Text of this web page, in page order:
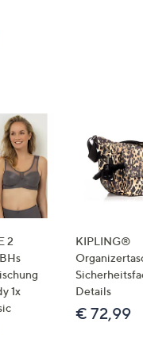
2
1x
KIPLING®
Details
€ 72,99